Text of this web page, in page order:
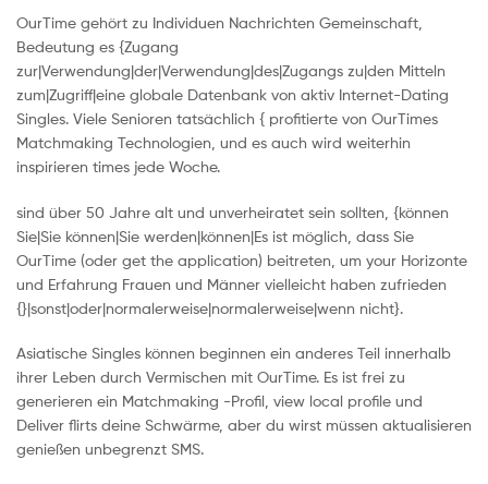
OurTime gehört zu Individuen Nachrichten Gemeinschaft,
Bedeutung es {Zugang
zur|Verwendung|der|Verwendung|des|Zugangs zu|den Mitteln
zum|Zugriff|eine globale Datenbank von aktiv Internet-Dating
Singles. Viele Senioren tatsächlich { profitierte von OurTimes
Matchmaking Technologien, und es auch wird weiterhin
inspirieren times jede Woche.
sind über 50 Jahre alt und unverheiratet sein sollten, {können
Sie|Sie können|Sie werden|können|Es ist möglich, dass Sie
OurTime (oder get the application) beitreten, um your Horizonte
und Erfahrung Frauen und Männer vielleicht haben zufrieden
{}|sonst|oder|normalerweise|normalerweise|wenn nicht}.
Asiatische Singles können beginnen ein anderes Teil innerhalb
ihrer Leben durch Vermischen mit OurTime. Es ist frei zu
generieren ein Matchmaking -Profil, view local profile und
Deliver flirts deine Schwärme, aber du wirst müssen aktualisieren
genießen unbegrenzt SMS.